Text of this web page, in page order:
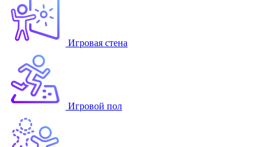
Игровая стена
Игровой пол